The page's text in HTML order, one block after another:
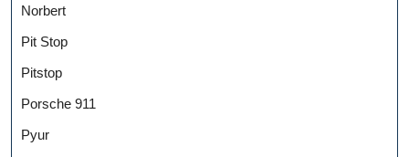
Norbert
Pit Stop
Pitstop
Porsche 911
Pyur